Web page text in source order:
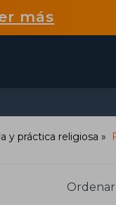
más
y práctica religiosa